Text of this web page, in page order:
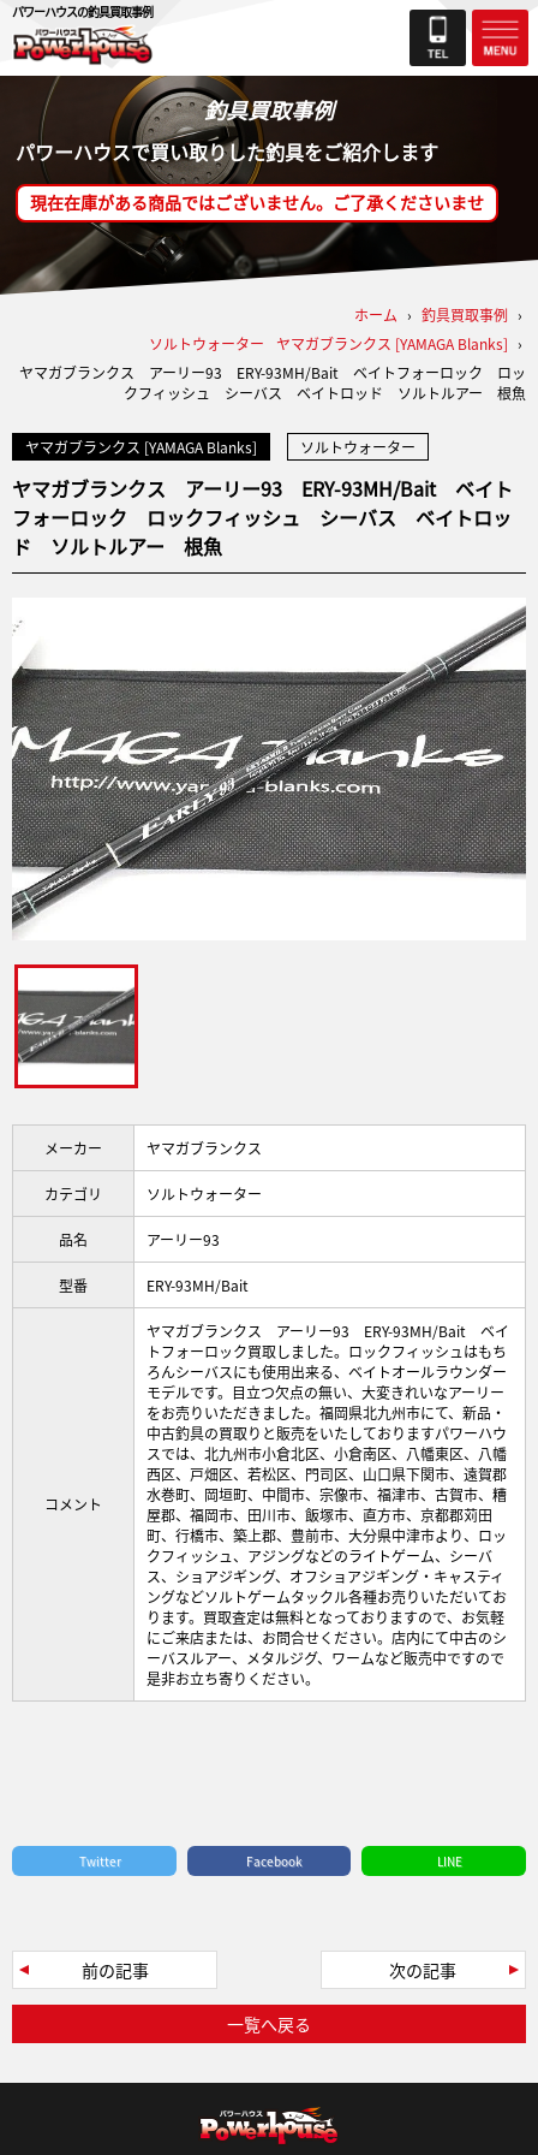
パワーハウスの釣具買取事例
釣具買取事例
パワーハウスで買い取りした釣具をご紹介します
現在在庫がある商品ではございません。ご了承くださいませ
ホーム › 釣具買取事例 ›
ソルトウォーター
ヤマガブランクス [YAMAGA Blanks] ›
ヤマガブランクス アーリー93 ERY-93MH/Bait ベイトフォーロック ロッ
クフィッシュ シーバス ベイトロッド ソルトルアー 根魚
ヤマガブランクス [YAMAGA Blanks] ソルトウォーター
ヤマガブランクス アーリー93 ERY-93MH/Bait ベイト
フォーロック ロックフィッシュ シーバス ベイトロッ
ド ソルトルアー 根魚
メーカー ヤマガブランクス
カテゴリ ソルトウォーター
品名 アーリー93
型番 ERY-93MH/Bait
コメント
ヤマガブランクス アーリー93 ERY-93MH/Bait ベイ
トフォーロック買取しました。ロックフィッシュはもち
ろんシーバスにも使用出来る、ベイトオールラウンダー
モデルです。目立つ欠点の無い、大変きれいなアーリー
をお売りいただきました。福岡県北九州市にて、新品・
中古釣具の買取りと販売をいたしておりますパワーハウ
スでは、北九州市小倉北区、小倉南区、八幡東区、八幡
西区、戸畑区、若松区、門司区、山口県下関市、遠賀郡
水巻町、岡垣町、中間市、宗像市、福津市、古賀市、糟
屋郡、福岡市、田川市、飯塚市、直方市、京都郡苅田
町、行橋市、築上郡、豊前市、大分県中津市より、ロッ
クフィッシュ、アジングなどのライトゲーム、シーバ
ス、ショアジギング、オフショアジギング・キャスティ
ングなどソルトゲームタックル各種お売りいただいてお
ります。買取査定は無料となっておりますので、お気軽
にご来店または、お問合せください。店内にて中古のシ
ーバスルアー、メタルジグ、ワームなど販売中ですので
是非お立ち寄りください。
Twitter Facebook LINE
前の記事
一覧へ戻る
次の記事